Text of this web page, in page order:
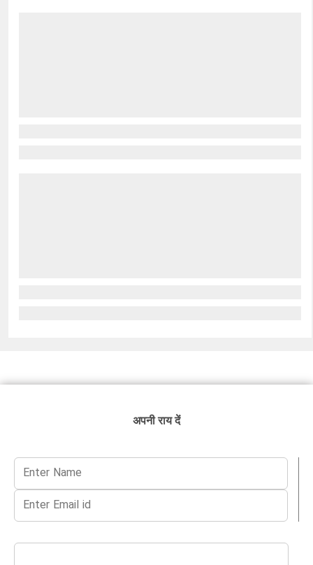
अपनी राय दें